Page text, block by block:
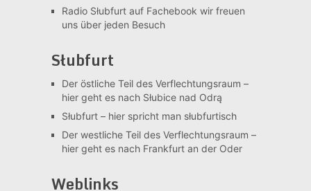
Radio Słubfurt auf Fachebook wir freuen
uns über jeden Besuch
Słubfurt
Der östliche Teil des Verflechtungsraum –
hier geht es nach Słubice nad Odrą
Słubfurt –hier spricht man słubfurtisch
Der westliche Teil des Verflechtungsraum –
hier geht es nach Frankfurt an der Oder
Weblinks